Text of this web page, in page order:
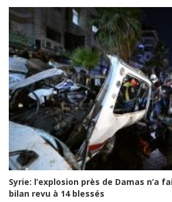
Syrie: l’explosion près de Damas n’a
bilan revu à 14 blessés